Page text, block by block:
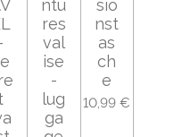
ntu
res
val
ise
-
lug
ga
sio
nst
as
ch
e
10,99 €